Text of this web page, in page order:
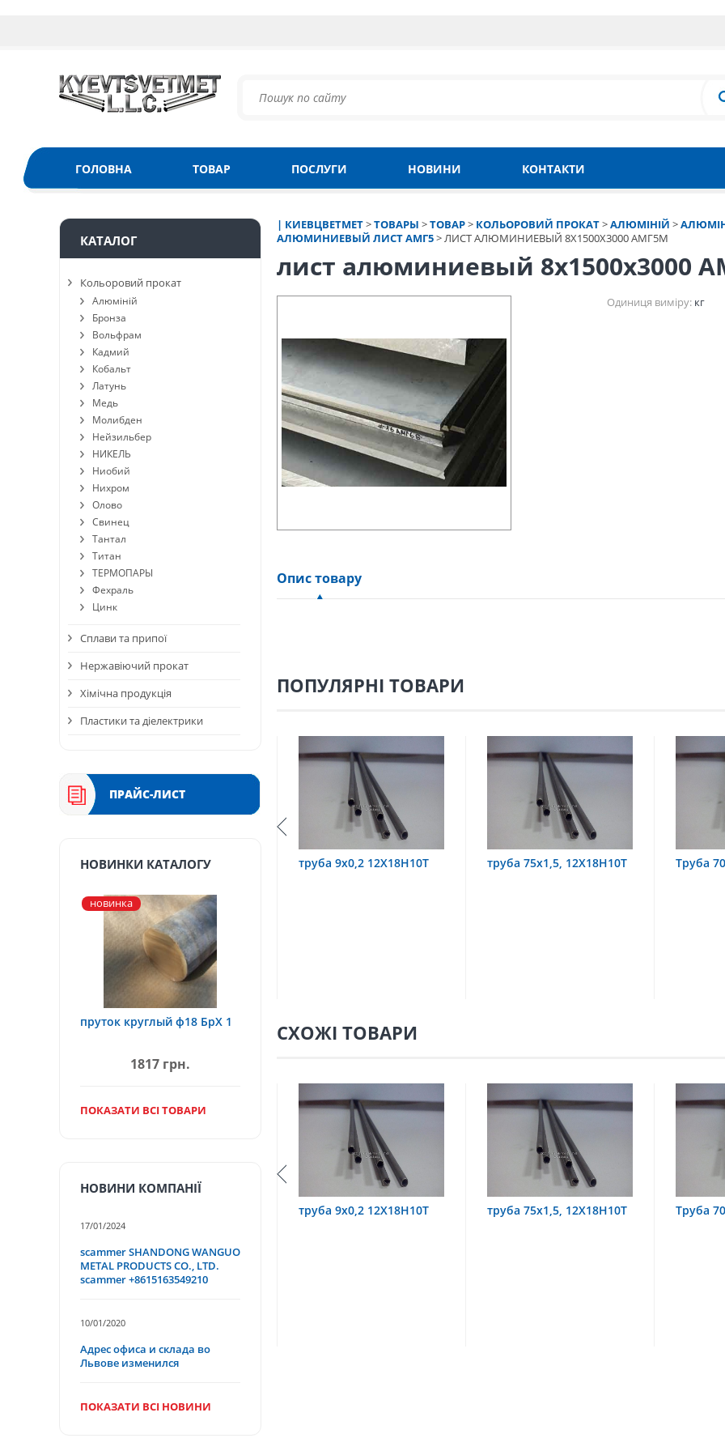
ГОЛОВНА ТОВАР ПОСЛУГИ НОВИНИ КОНТАКТИ
| КИЕВЦВЕТМЕТ>ТОВАРЫ >ТОВАР> КОЛЬОРОВИЙ ПРОКАТ>АЛЮМІНІЙ >
АЛЮМИНИЕВЫЙ ЛИСТ АМГ5>ЛИСТ АЛЮМИНИЕВЫЙ 8Х1500Х3000 АМГ5М
лист алюминиевый 8х1500х3000
Одиниця виміру:кг
Опис товару
ПОПУЛЯРНІ ТОВАРИ
труба 9х0,2 12Х18Н10Т труба 75х1,5, 12Х18Н10Т Труба 70х8 08Х22Н6Т
труба
СХОЖІ ТОВАРИ
труба 75х1,5, 12Х18Н10Т Труба 70х8 08Х22Н6Т
труба
КАТАЛОГ
Кольоровий прокат
Алюміній
Бронза
Вольфрам
Кадмий
Кобальт
Латунь
Медь
Молибден
Нейзильбер
НИКЕЛЬ
Ниобий
Нихром
Олово
Свинец
Тантал
Титан
ТЕРМОПАРЫ
Фехраль
Цинк
Сплави та припої
Нержавіючий прокат
Хімічна продукція
Пластики та діелектрики
ПРАЙС-ЛИСТ
НОВИНКИ КАТАЛОГУ
новинка
пруток круглый ф18 БрХ 1
1817 грн.
ПОКАЗАТИ ВСІ ТОВАРИ
НОВИНИ КОМПАНІЇ
17/01/2024
scammer SHANDONG WANGUO
METAL PRODUCTS CO., LTD.
scammer +8615163549210
10/01/2020
Адрес офиса и склада во
Львове изменился
ПОКАЗАТИ ВСІ НОВИНИ